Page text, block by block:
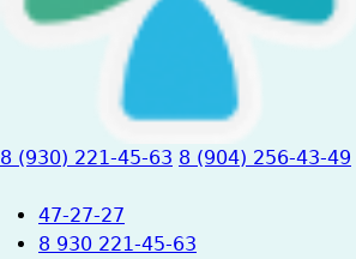
8 (930) 221-45-63 8 (904) 256-43-49
47-27-27
8 930 221-45-63